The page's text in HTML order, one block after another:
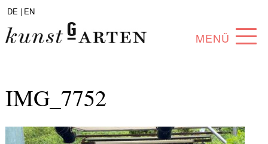
DE | EN
MENÜ
SAMMLUNG
IMG_7752